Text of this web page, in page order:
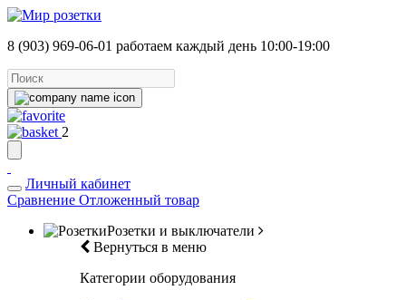
8 (903) 969-06-01 работаем каждый день 10:00-19:00
2
Личный кабинет
Сравнение Отложенный товар
Розетки и выключатели
Вернуться в меню
Категории оборудования